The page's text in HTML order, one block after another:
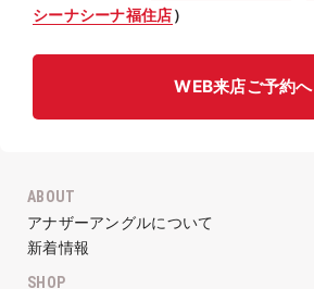
シーナシーナ福住店）
WEB来店ご予約へ
ABOUT
アナザーアングルについて
新着情報
SHOP